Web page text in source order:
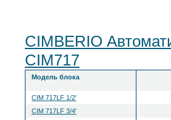
CIMBERIO
CIM717
Модель блока
CIM 717LF 1/2'
CIM 717LF 3/4'